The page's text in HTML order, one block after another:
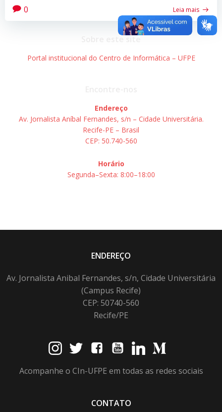
0 Leia mais
Portal institucional do Centro de Informática – UFPE
Endereço
Av. Jornalista Aníbal Fernandes, s/n – Cidade Universitária.
Recife-PE – Brasil
CEP: 50.740-560
Horário
Segunda–Sexta: 8:00–18:00
ENDEREÇO
Av. Jornalista Anibal Fernandes, s/n, Cidade Universitária
(Campus Recife)
CEP: 50740-560
Recife/PE
Acompanhe o CIn-UFPE em todas as redes sociais
CONTATO